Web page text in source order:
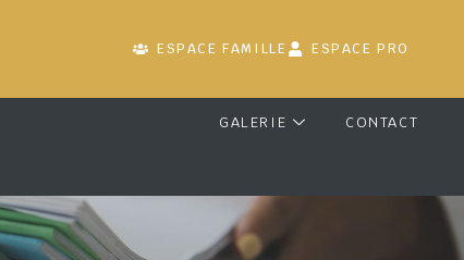
ESPACE FAMILLE ESPACE PRO
GALERIE CONTACT